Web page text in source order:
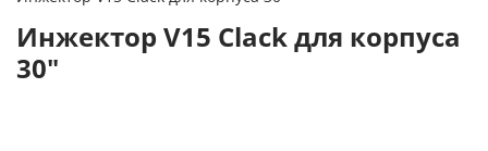
Инжектор V15 Clack для корпуса
30"